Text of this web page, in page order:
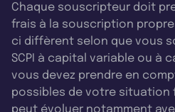
Chaque souscripteur doit
frais à la souscription
ci diffèrent selon que vous
SCPI à capital variable ou à
vous devez prendre en
possibles de votre situation
peut évoluer notamment